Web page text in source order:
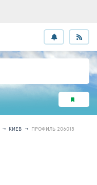
КИЕВ ПРОФИЛЬ 206013